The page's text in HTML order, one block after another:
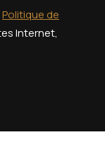
Politique de
Internet,